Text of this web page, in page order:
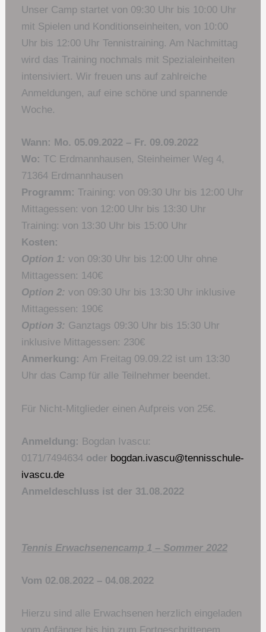
Unser Camp startet von 09:30 Uhr bis 10:00 Uhr
mit Spielen und Konditionseinheiten, von 10:00
Uhr bis 12:00 Uhr Tennistraining. Am Nachmittag
wird das Training nochmals mit Spezialeinheiten
intensiviert. Wir freuen uns auf zahlreiche
Anmeldungen, auf eine schöne und spannende
Woche.
Wann: Mo. 05.09.2022 – Fr. 09.09.2022
Wo: TC Erdmannhausen, Steinheimer Weg 4,
71364 Erdmannhausen
Programm: Training: von 09:30 Uhr bis 12:00 Uhr
Mittagessen: von 12:00 Uhr bis 13:30 Uhr
Training: von 13:30 Uhr bis 15:00 Uhr
Kosten:
Option 1: von 09:30 Uhr bis 12:00 Uhr ohne
Mittagessen: 140€
Option 2: von 09:30 Uhr bis 13:30 Uhr inklusive
Mittagessen: 190€
Option 3: Ganztags 09:30 Uhr bis 15:30 Uhr
inklusive Mittagessen: 230€
Anmerkung: Am Freitag 09.09.22 ist um 13:30
Uhr das Camp für alle Teilnehmer beendet.
Für Nicht-Mitglieder einen Aufpreis von 25€.
Anmeldung: Bogdan Ivascu:
0171/7494634 oder bogdan.ivascu@tennisschule-
ivascu.de
Anmeldeschluss ist der 31.08.2022
Tennis Erwachsenencamp 1 – Sommer 2022
Vom 02.08.2022 – 04.08.2022
Hierzu sind alle Erwachsenen herzlich eingeladen